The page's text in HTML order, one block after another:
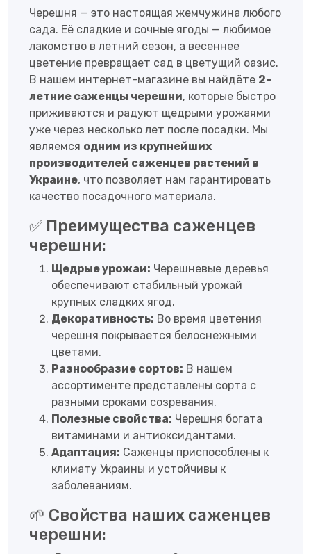
Черешня — это настоящая жемчужина любого
сада. Её сладкие и сочные ягоды — любимое
лакомство в летний сезон, а весеннее
цветение превращает сад в цветущий оазис.
В нашем интернет-магазине вы найдёте 2-
летние саженцы черешни, которые быстро
приживаются и радуют щедрыми урожаями
уже через несколько лет после посадки. Мы
являемся одним из крупнейших
производителей саженцев растений в
Украине, что позволяет нам гарантировать
качество посадочного материала.
✅ Преимущества саженцев
черешни:
Щедрые урожаи: Черешневые деревья
обеспечивают стабильный урожай
крупных сладких ягод.
Декоративность: Во время цветения
черешня покрывается белоснежными
цветами.
Разнообразие сортов: В нашем
ассортименте представлены сорта с
разными сроками созревания.
Полезные свойства: Черешня богата
витаминами и антиоксидантами.
Адаптация: Саженцы приспособлены к
климату Украины и устойчивы к
заболеваниям.
🌱 Свойства наших саженцев
черешни: